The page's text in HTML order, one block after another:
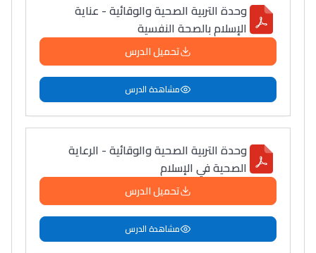
وحدة التربية الصحية والوقائية - عناية
الإسلام بالصحة النفسية
تحميل الدرس
مشاهدة الدرس
وحدة التربية الصحية والوقائية - الرعاية
الصحية في الإسلام
تحميل الدرس
مشاهدة الدرس